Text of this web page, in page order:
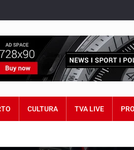
CULTURA TVA LIVE